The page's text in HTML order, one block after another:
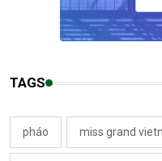
TAGS
pháo miss grand